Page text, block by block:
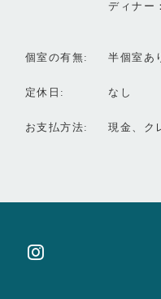
ディナー
個室の有無 半個室あ
定休日 なし
お支払方法 現金、ク